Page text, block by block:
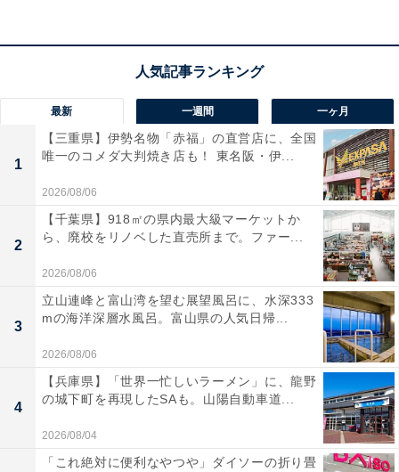
再生だけでなく、Bluetooth対応でスマホの音楽をワイヤ
後5秒スキップができる日本語表記のリモコン付きで、
操作性も抜群ですね。
ユーザーからは「場所を取らずにすっきり置ける」「デ
ザインがおしゃれ」と好評です。一方で、「音質にこだ
わり抜きたい人には少し物足りないかも」という声も。
省スペースで手軽に音楽を楽しみたい人には、おすすめ
の商品といえそうです。
あわせて読みたい
【Amazonお買い得情報】Bose「スマートサ
ウンドバー」が特別価格で登場中【2月6日】
最新 一週間 一ヶ月
1
【三重県】伊勢名物「赤福」の直営店に、全国
唯一のコメダ大判焼き店も！ 東名阪・伊...
2026/08/06
2
【千葉県】918㎡の県内最大級マーケットか
ら、廃校をリノベした直売所まで。ファー...
2026/08/06
3
立山連峰と富山湾を望む展望風呂に、水深333
mの海洋深層水風呂。富山県の人気日帰...
2026/08/06
4
【兵庫県】「世界一忙しいラーメン」に、龍野
の城下町を再現したSAも。山陽自動車道...
2026/08/04
「これ絶対に便利なやつや」ダイソーの折り畳